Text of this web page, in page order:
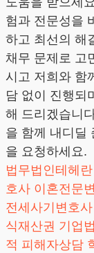
험과 전문성을
하고 최선의 해
채무 문제로 고
시고 저희와 함
담 없이 진행되
해 드리겠습니
을 함께 내디딜
을 요청하세요.
법무법인테헤란
호사 이혼전문
전세사기변호사
식재산권 기업
적 피해자상담